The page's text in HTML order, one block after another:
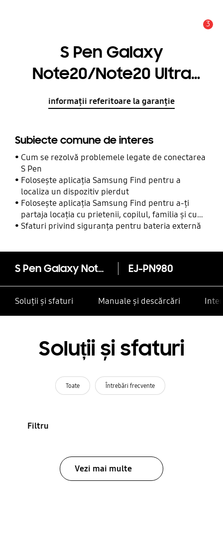
3
S Pen Galaxy
Note20/Note20 Ultra
Green
informații referitoare la garanție
Subiecte comune de interes
Cum se rezolvă problemele legate de conectarea
S Pen
Folosește aplicația Samsung Find pentru a
localiza un dispozitiv pierdut
Folosește aplicația Samsung Find pentru a-ți
partaja locația cu prietenii, copilul, familia și cu
alte contacte
Sfaturi privind siguranța pentru bateria externă
S Pen Galaxy Note20/Note20 Ultra Green EJ-PN980
Soluții și sfaturi Manuale și descărcări
Soluții și sfaturi
Toate Întrebări frecvente
Filtru
Vezi mai multe